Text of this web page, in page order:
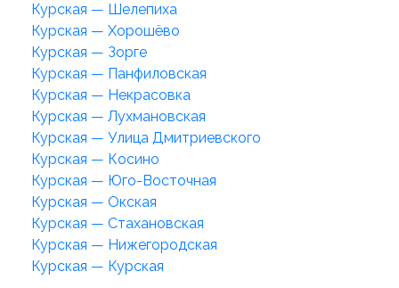
Курская — Шелепиха
Курская — Хорошёво
Курская — Зорге
Курская — Панфиловская
Курская — Некрасовка
Курская — Лухмановская
Курская — Улица Дмитриевского
Курская — Косино
Курская — Юго-Восточная
Курская — Окская
Курская — Стахановская
Курская — Нижегородская
Курская — Курская